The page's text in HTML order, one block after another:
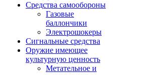
Средства самообороны
Газовые
баллончики
Электрошокеры
Сигнальные средства
Оружие имеющее
культурную ценность
Метательное и